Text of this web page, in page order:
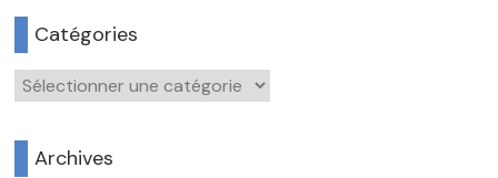
Catégories
Catégories
Archives